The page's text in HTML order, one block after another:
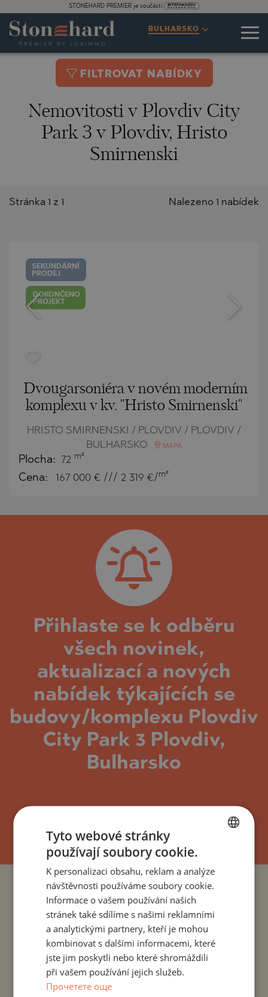
STONEHARD PREMIER je součástí
BULHARSKO
FILTROVAT NABÍDKY
Nemovitosti v Plovdiv City
Park 3 v Plovdiv, Hristo
Smirnenski
Nalezeno 1 nabídek
Stránka 1 z 1
SEKUNDÁRNÍ
PRODEJ
DOKONČENO
PROJEKT
Dvougarsoniéra v novém moderním
komplexu v kv. "Hristo Smirnenski"
HRISTO SMIRNENSKI / PLOVDIV / PLOVDIV /
BULHARSKO
MAPA
Plocha: 72 m²
Cena: 167 000 € /// 2 319 €/ m²
Přihlaste se k odběru
všech novinek,
aktualizací a nových
nabídek týkajících se
budovy/komplexu Plovdiv
City Park 3 Plovdiv,
Bulharsko
PROJEKTY A NEMOVITOSTI PODLE ZEMÍ
PROJEKTY A NEMOVITOSTI PODLE TYPU NEMOVITOSTI
PROJEKTY A NEMOVITOSTI PODLE REGIONU
BULGARIAN
ENGLISH
GERMAN
FRENCH
POLISH
Tyto webové stránky
používají soubory cookie.
K personalizaci obsahu, reklam a analýze
návštěvnosti používáme soubory cookie.
Informace o vašem používání našich
stránek také sdílíme s našimi reklamními
a analytickými partnery, kteří je mohou
kombinovat s dalšími informacemi, které
jste jim poskytli nebo které shromáždili
při vašem používání jejich služeb.
Прочетете още